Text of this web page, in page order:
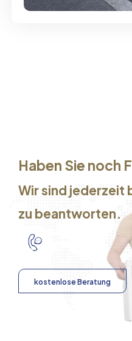
Haben Sie noch
Wir sind jederzeit
zu beantworten.
kostenlose Beratung